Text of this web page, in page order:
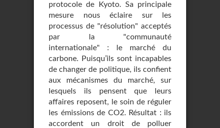
protocole de Kyoto. Sa principale
mesure nous éclaire sur les
processus de "résolution" acceptés
par la "communauté
internationale" : le marché du
carbone. Puisqu’ils sont incapables
de changer de politique, ils confient
aux mécanismes du marché, sur
lesquels ils pensent que leurs
affaires reposent, le soin de réguler
les émissions de CO2. Résultat : ils
accordent un droit de polluer